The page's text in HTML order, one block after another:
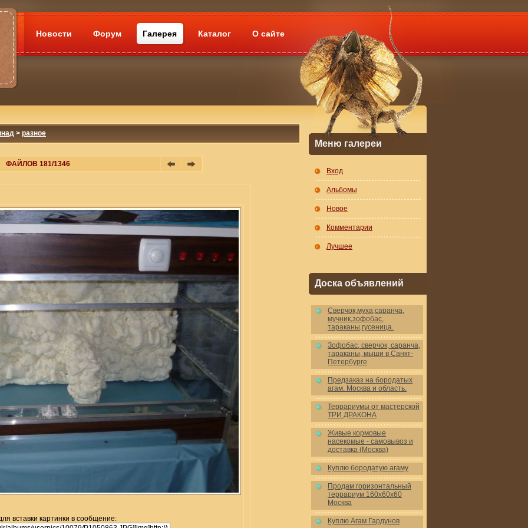
Новости Форум Галерея Каталог О сайте
> разное
ФАЙЛОВ 181/1346
вставки картинки в сообщение:
Меню галереи
Вход
Альбомы
Новое
Комментарии
Лучшее
Доска объявлений
Cверчок,муха,саранча,
мучник,зофобас,
тараканы,гусеница.
Зофобас, сверчок, саранча,
тараканы, мыши в Санкт-
Петербурге
Предзаказ на бородатых
агам. Москва и область.
Террариумы от мастерской
ТРИ ДРАКОНА
Живые кормовые
насекомые - самовывоз и
доставка (Москва)
Куплю бородатую агаму
Продам горизонтальный
террариум 160x60x60
Москва
Куплю Агам Гардунов